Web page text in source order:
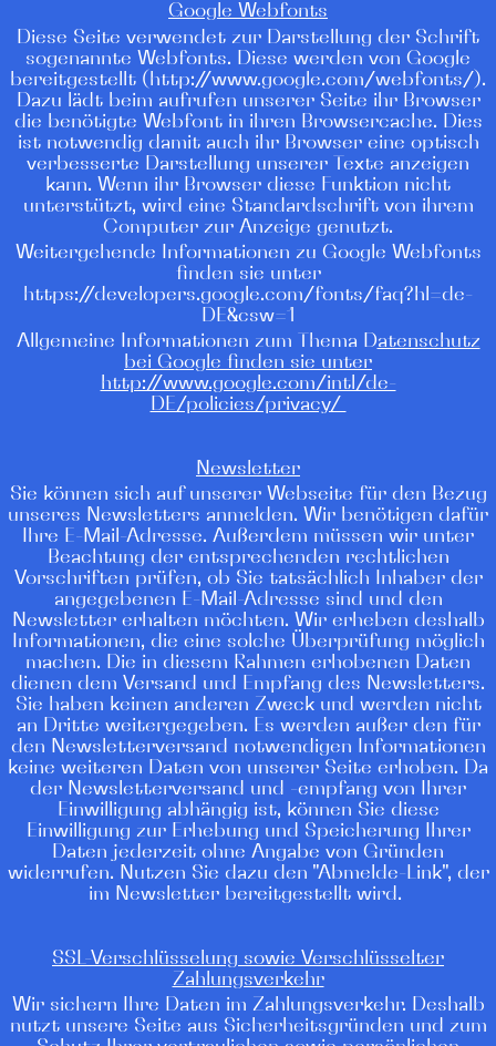
Google Webfonts
Diese Seite verwendet zur Darstellung der Schrift
sogenannte Webfonts. Diese werden von Google
bereitgestellt (http://www.google.com/webfonts/).
Dazu lädt beim aufrufen unserer Seite ihr Browser
die benötigte Webfont in ihren Browsercache. Dies
ist notwendig damit auch ihr Browser eine optisch
verbesserte Darstellung unserer Texte anzeigen
kann. Wenn ihr Browser diese Funktion nicht
unterstützt, wird eine Standardschrift von ihrem
Computer zur Anzeige genutzt.
Weitergehende Informationen zu Google Webfonts
finden sie unter
https://developers.google.com/fonts/faq?hl=de-
DE&csw=1
Allgemeine Informationen zum Thema Datenschutz
bei Google finden sie unter
http://www.google.com/intl/de-
DE/policies/privacy/
Newsletter
Sie können sich auf unserer Webseite für den Bezug
unseres Newsletters anmelden. Wir benötigen dafür
Ihre E-Mail-Adresse. Außerdem müssen wir unter
Beachtung der entsprechenden rechtlichen
Vorschriften prüfen, ob Sie tatsächlich Inhaber der
angegebenen E-Mail-Adresse sind und den
Newsletter erhalten möchten. Wir erheben deshalb
Informationen, die eine solche Überprüfung möglich
machen. Die in diesem Rahmen erhobenen Daten
dienen dem Versand und Empfang des Newsletters.
Sie haben keinen anderen Zweck und werden nicht
an Dritte weitergegeben. Es werden außer den für
den Newsletterversand notwendigen Informationen
keine weiteren Daten von unserer Seite erhoben. Da
der Newsletterversand und -empfang von Ihrer
Einwilligung abhängig ist, können Sie diese
Einwilligung zur Erhebung und Speicherung Ihrer
Daten jederzeit ohne Angabe von Gründen
widerrufen. Nutzen Sie dazu den "Abmelde-Link", der
im Newsletter bereitgestellt wird.
SSL-Verschlüsselung sowie Verschlüsselter
Zahlungsverkehr
Wir sichern Ihre Daten im Zahlungsverkehr. Deshalb
nutzt unsere Seite aus Sicherheitsgründen und zum